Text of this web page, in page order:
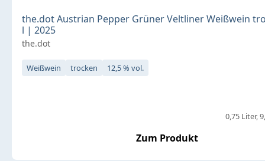
the.dot Austrian Pepper Grüner Veltliner Weißwein
l | 2025
the.dot
Weißwein trocken 12,5 % vol.
0,75 Liter
Zum Produkt